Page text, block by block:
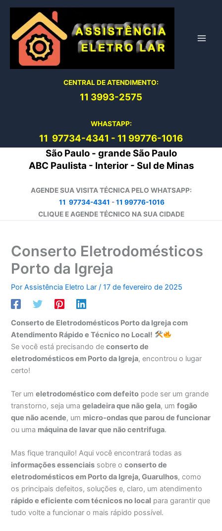
conteúdo
CENTRAL DE ATENDIMENTO:
11 3993-2575
WHASTAPP:
11 97734-4341 - 11 99776-1016
São Paulo - grande São Paulo
ABC Paulista - Interior - Sul de Minas
AGENDE SUA VISITA TÉCNICA PELO WHATSAPP:
11 97734-4341 -11 99776-1016
CLIQUE E AGENDE TÉCNICO NA SUA CIDADE
Conserto Eletrodomésticos
Porto da Igreja
PorAssistência Eletro Lar/17 de fevereiro de 2025
Conserto de Eletrodomésticos Porto da Igreja com
Atendimento Rápido e Técnico no Local!
Se você está precisando deconserto de
eletrodomésticos em Porto da Igreja, encontrou o lugar
certo!
Ter umeletrodoméstico com defeito pode ser um grande
transtorno, seja umageladeira que não gela, umfogão
que não acende, um micro-ondas que parou de funcionar
ou uma máquina de lavar que não centrifuga.
Mas fique tranquilo! Aqui você encontrará todas as
informações essenciais sobre oconserto de
eletrodomésticos em Porto da Igreja, Guarulhos, como
os principais defeitos, soluções e, claro, um atendimento
rápido e eficiente com técnicos no local para garantir que
tudo volte a funcionar o mais rápido possível.